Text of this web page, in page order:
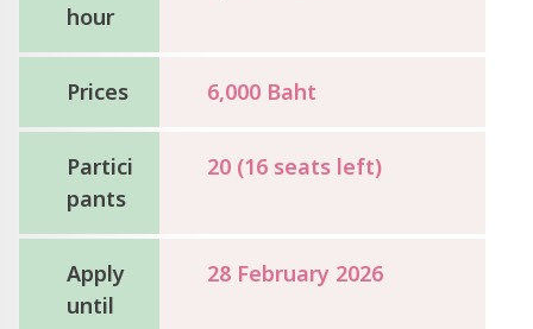
hour
Prices 6,000 Baht
Partici
pants
20 (16 seats left)
Apply
until
28 February 2026